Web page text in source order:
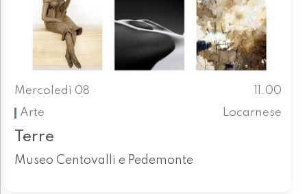
Mercoledì 08
11.00
Arte
Locarnese
Terre
Museo Centovalli e Pedemonte